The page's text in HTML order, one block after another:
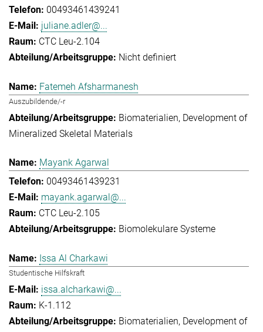
00493461439241
juliane.adler@...
CTC Leu-2.104
Nicht definiert
Fatemeh Afsharmanesh
Auszubildende/-r
Biomaterialien Development of
Mineralized Skeletal Materials
Mayank Agarwal
00493461439231
mayank.agarwal@...
CTC Leu-2.105
Biomolekulare Systeme
Issa Al Charkawi
Studentische Hilfskraft
issa.alcharkawi@...
K-1.112
Biomaterialien Development of